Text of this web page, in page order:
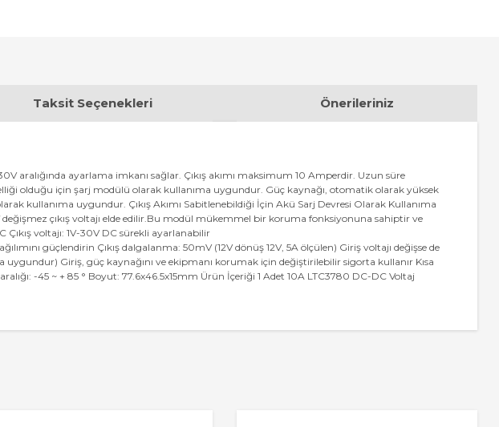
Taksit Seçenekleri Önerileriniz
aralığında ayarlama imkanı sağlar. Çıkış akımı maksimum 10 Amperdir. Uzun süre
olduğu için şarj modülü olarak kullanıma uygundur. Güç kaynağı, otomatik olarak yüksek
kullanıma uygundur. Çıkış Akımı Sabitlenebildiği İçin Akü Sarj Devresi Olarak Kullanıma
değişmez çıkış voltajı elde edilir.Bu modül mükemmel bir koruma fonksiyonuna sahiptir ve
voltajı: 1V-30V DC sürekli ayarlanabilir
güçlendirin Çıkış dalgalanma: 50mV (12V dönüş 12V, 5A ölçülen) Giriş voltajı değişse de
Giriş, güç kaynağını ve ekipmanı korumak için değiştirilebilir sigorta kullanır Kısa
-45 ~ + 85 ° Boyut: 77.6x46.5x15mm Ürün İçeriği 1 Adet 10A LTC3780 DC-DC Voltaj